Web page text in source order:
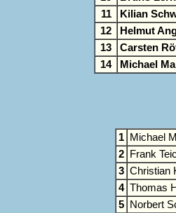
11
Kilian
12
Helmut
13
Carsten
14
Michael
1
Michael
2
Frank
3 Christian
4 Thomas
5
Norbert